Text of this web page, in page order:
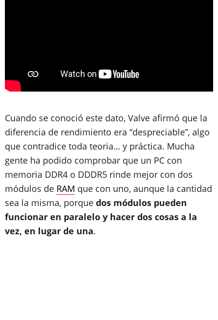
Cuando se conoció este dato, Valve afirmó que la
diferencia de rendimiento era “despreciable”, algo
que contradice toda teoria… y práctica. Mucha
gente ha podido comprobar que un PC con
memoria DDR4 o DDDR5 rinde mejor con dos
módulos de RAM que con uno, aunque la cantidad
sea la misma, porque dos módulos pueden
funcionar en paralelo y hacer dos cosas a la
vez, en lugar de una.